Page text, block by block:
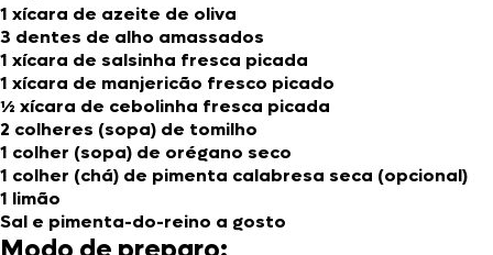
1 xícara de azeite de oliva
3 dentes de alho amassados
1 xícara de salsinha fresca picada
1 xícara de manjericão fresco picado
½ xícara de cebolinha fresca picada
2 colheres (sopa) de tomilho
1 colher (sopa) de orégano seco
1 colher (chá) de pimenta calabresa seca (opcional)
1 limão
Sal e pimenta-do-reino a gosto